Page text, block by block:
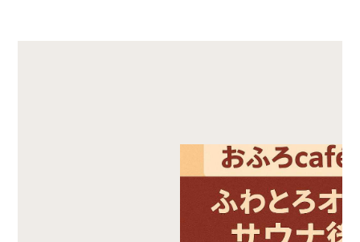
コラム
お知らせ